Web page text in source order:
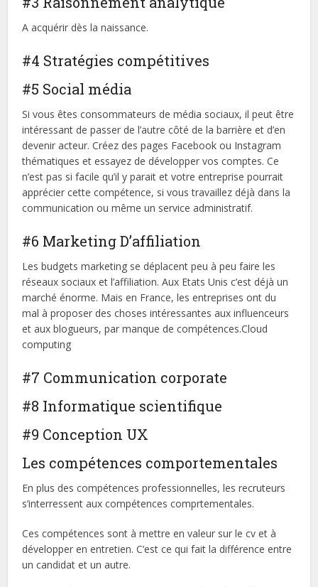
A acquérir dès la naissance.
#4 Stratégies compétitives
#5 Social média
Si vous êtes consommateurs de média sociaux, il peut être
intéressant de passer de l’autre côté de la barrière et d’en
devenir acteur. Créez des pages Facebook ou Instagram
thématiques et essayez de développer vos comptes. Ce
n’est pas si facile qu’il y parait et votre entreprise pourrait
apprécier cette compétence, si vous travaillez déjà dans la
communication ou même un service administratif.
#6 Marketing D’affiliation
Les budgets marketing se déplacent peu à peu faire les
réseaux sociaux et l’affiliation. Aux Etats Unis c’est déjà un
marché énorme. Mais en France, les entreprises ont du
mal à proposer des choses intéressantes aux influenceurs
et aux blogueurs, par manque de compétences.Cloud
computing
#7 Communication corporate
#8 Informatique scientifique
#9 Conception UX
Les compétences comportementales
En plus des compétences professionnelles, les recruteurs
s’interressent aux compétences comprtementales.
Ces compétences sont à mettre en valeur sur le cv et à
développer en entretien. C’est ce qui fait la différence entre
un candidat et un autre.